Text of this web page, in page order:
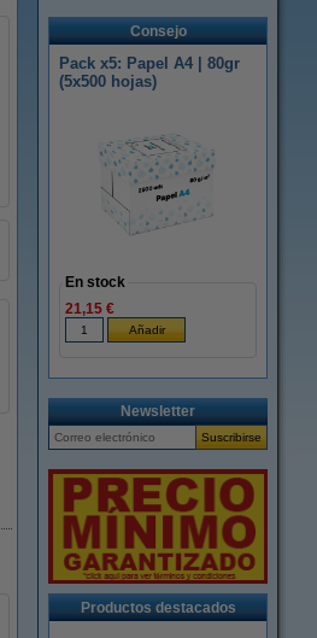
Consejo
Pack x5: Papel A4 | 80gr
(5x500 hojas)
En stock
21,15 €
Newsletter
Productos destacados